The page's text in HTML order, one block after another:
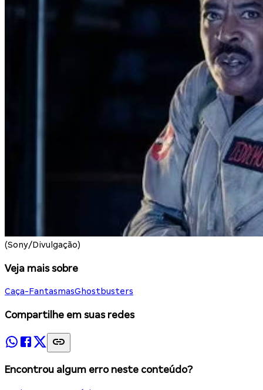
(Sony/Divulgação)
Veja mais sobre
Caça-FantasmasGhostbusters
Compartilhe em suas redes
Encontrou algum erro neste conteúdo?